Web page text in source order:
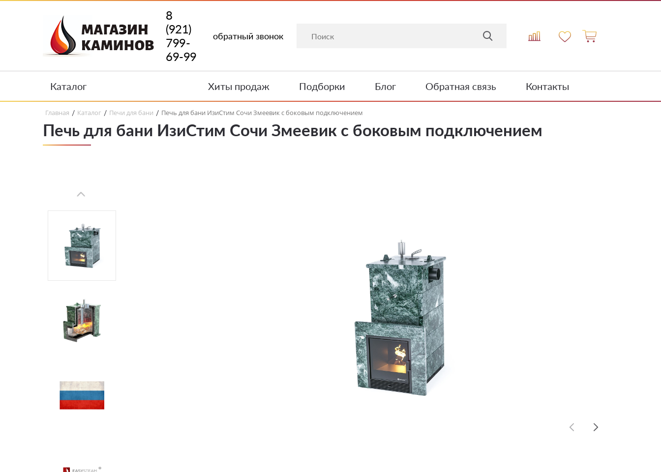
8
(921)
799-
69-99
обратный звонок
Каталог Хиты продаж Подборки Блог Обратная связь Контакты
Главная / Каталог / Печи для бани / Печь для бани ИзиСтим Сочи Змеевик с боковым подключением
Печь для бани ИзиСтим Сочи Змеевик с боковым подключением